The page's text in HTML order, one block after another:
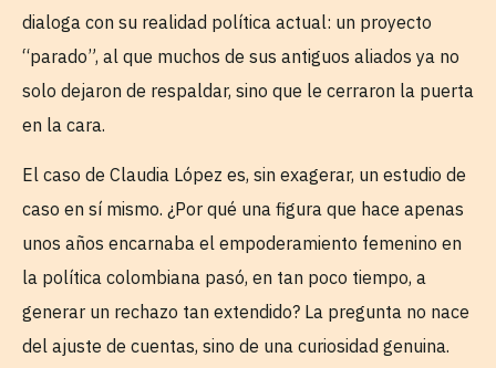
dialoga con su realidad política actual: un proyecto
“parado”, al que muchos de sus antiguos aliados ya no
solo dejaron de respaldar, sino que le cerraron la puerta
en la cara.
El caso de Claudia López es, sin exagerar, un estudio de
caso en sí mismo. ¿Por qué una figura que hace apenas
unos años encarnaba el empoderamiento femenino en
la política colombiana pasó, en tan poco tiempo, a
generar un rechazo tan extendido? La pregunta no nace
del ajuste de cuentas, sino de una curiosidad genuina.